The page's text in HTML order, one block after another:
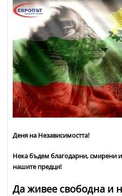
Деня на Независимостта!
Нека бъдем благодарни, смирени
нашите предци!
Да живее свободна и